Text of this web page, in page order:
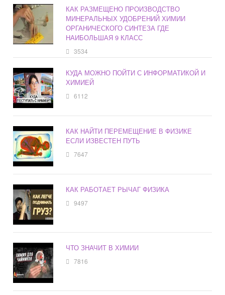
КАК РАЗМЕЩЕНО ПРОИЗВОДСТВО
МИНЕРАЛЬНЫХ УДОБРЕНИЙ ХИМИИ
ОРГАНИЧЕСКОГО СИНТЕЗА ГДЕ
НАИБОЛЬШАЯ 9 КЛАСС
3534
КУДА МОЖНО ПОЙТИ С ИНФОРМАТИКОЙ И
ХИМИЕЙ
6112
КАК НАЙТИ ПЕРЕМЕЩЕНИЕ В ФИЗИКЕ
ЕСЛИ ИЗВЕСТЕН ПУТЬ
7647
КАК РАБОТАЕТ РЫЧАГ ФИЗИКА
9497
ЧТО ЗНАЧИТ В ХИМИИ
7816